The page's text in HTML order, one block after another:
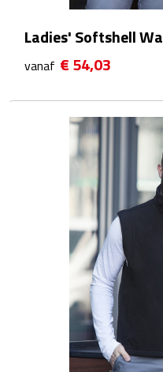
Plastic bekers
Thermosbekers
Drinkflessen
Opvouwbare drinkfles
Drinkflessen met
Sportflessen
Thermosflessen
Waterflesjes
Ladies' Softshell
vanaf € 54,03